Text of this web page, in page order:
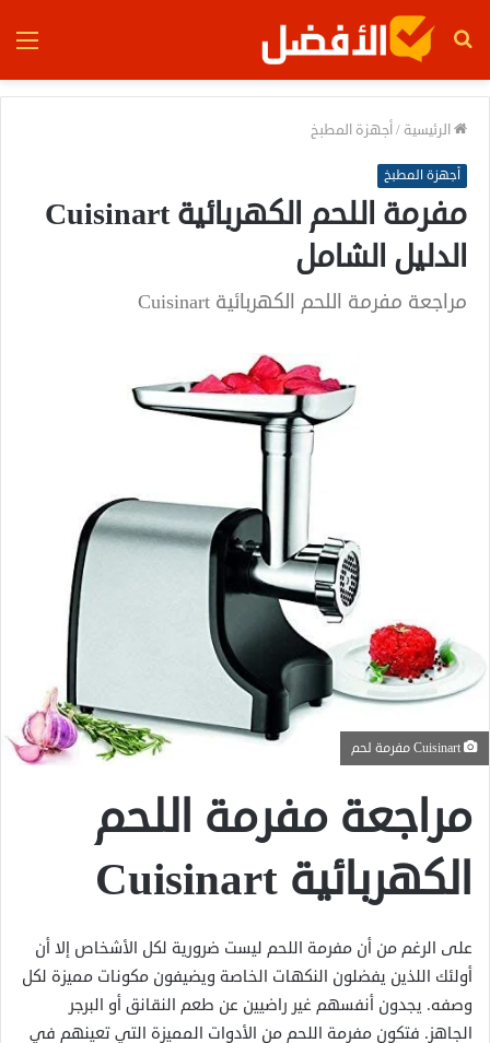
بحث
الرئيسية /أجهزة المطبخ
أجهزة المطبخ
مفرمة اللحم الكهربائية Cuisinart
الدليل الشامل
مراجعة مفرمة اللحم الكهربائية Cuisinart
مراجعة مفرمة اللحم
الكهربائية Cuisinart
على الرغم من أن مفرمة اللحم ليست ضرورية لكل الأشخاص إلا أن
أولئك اللذين يفضلون النكهات الخاصة ويضيفون مكونات مميزة لكل
وصفه. يجدون أنفسهم غير راضيين عن طعم النقانق أو البرجر
الجاهز. فتكون مفرمة اللحم من الأدوات المميزة التي تعينهم في